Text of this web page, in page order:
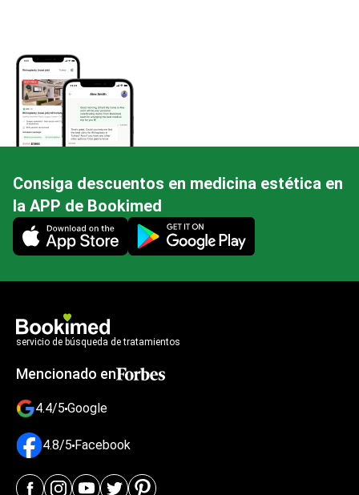
Consiga descuentos en medicina estética en
la APP de Bookimed
Mobile app illustration
servicio de búsqueda de tratamientos
Mencionado en
4.4/5 Google
4.8/5 Facebook